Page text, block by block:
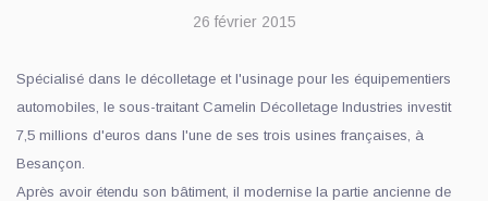
26 février 2015
Spécialisé dans le décolletage et l'usinage pour les équipementiers
automobiles, le sous-traitant Camelin Décolletage Industries investit
7,5 millions d'euros dans l'une de ses trois usines françaises, à
Besançon.
Après avoir étendu son bâtiment, il modernise la partie ancienne de